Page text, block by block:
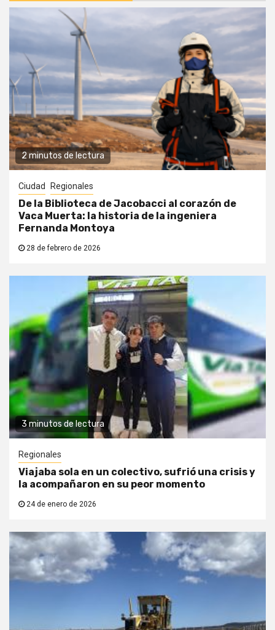
2 minutos de lectura
Ciudad Regionales
De la Biblioteca de Jacobacci al corazón de
Vaca Muerta: la historia de la ingeniera
Fernanda Montoya
28 de febrero de 2026
3 minutos de lectura
Regionales
Viajaba sola en un colectivo, sufrió una crisis y
la acompañaron en su peor momento
24 de enero de 2026